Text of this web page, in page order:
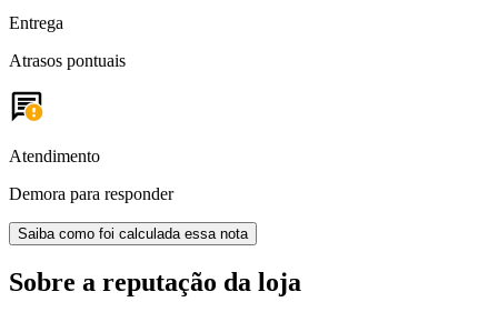
Entrega
Atrasos pontuais
Atendimento
Demora para responder
Saiba como foi calculada essa nota
Sobre a reputação da loja